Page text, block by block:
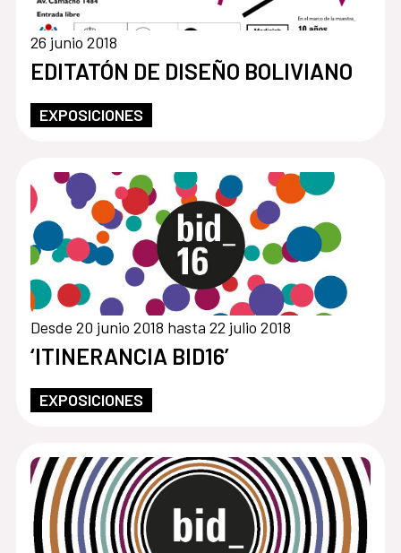
26 junio 2018
EDITATÓN DE DISEÑO BOLIVIANO
EXPOSICIONES
Desde 20 junio 2018 hasta 22 julio 2018
‘ITINERANCIA BID16’
EXPOSICIONES